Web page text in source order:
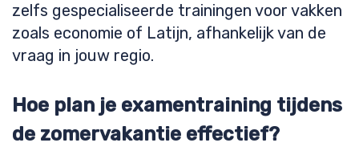
zelfs gespecialiseerde trainingen voor vakken
zoals economie of Latijn, afhankelijk van de
vraag in jouw regio.
Hoe plan je examentraining tijdens
de zomervakantie effectief?